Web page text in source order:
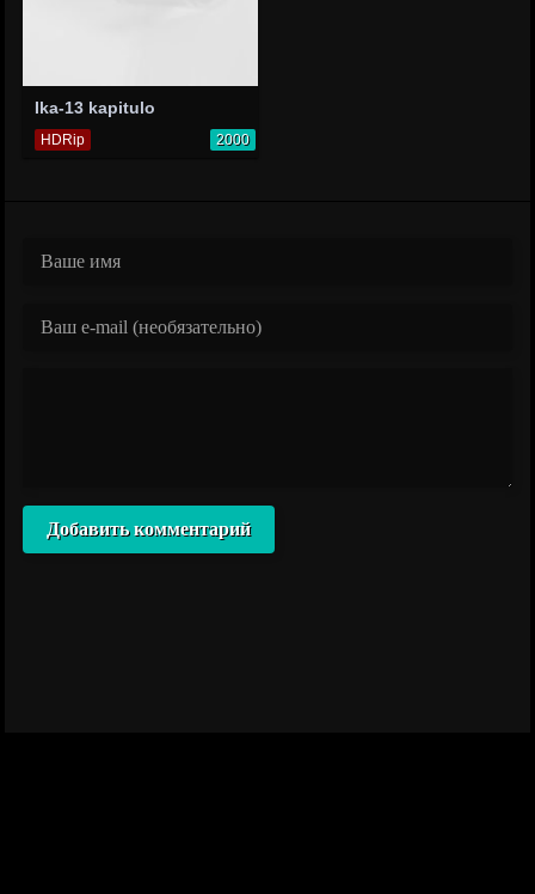
Ika-13 kapitulo
HDRip 2000
Добавить комментарий